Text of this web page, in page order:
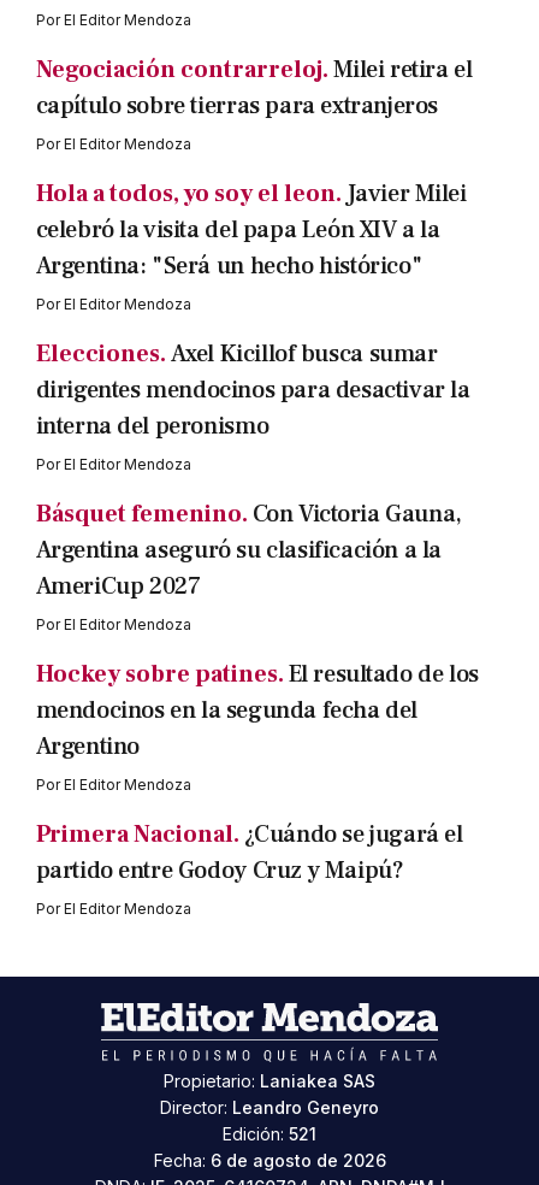
PorEl Editor Mendoza
Negociación contrarreloj.Milei retira el
capítulo sobre tierras para extranjeros
PorEl Editor Mendoza
Hola a todos, yo soy el leon. Javier Milei
celebró la visita del papa León XIV a la
Argentina: "Será un hecho histórico"
PorEl Editor Mendoza
Elecciones.Axel Kicillof busca sumar
dirigentes mendocinos para desactivar la
interna del peronismo
PorEl Editor Mendoza
Básquet femenino. Con Victoria Gauna,
Argentina aseguró su clasificación a la
AmeriCup 2027
PorEl Editor Mendoza
Hockey sobre patines.El resultado de los
mendocinos en la segunda fecha del
Argentino
PorEl Editor Mendoza
Primera Nacional. ¿Cuándo se jugará el
partido entre Godoy Cruz y Maipú?
PorEl Editor Mendoza
Propietario: Laniakea SAS
Director: Leandro Geneyro
Edición: 521
Fecha: 6 de agosto de 2026